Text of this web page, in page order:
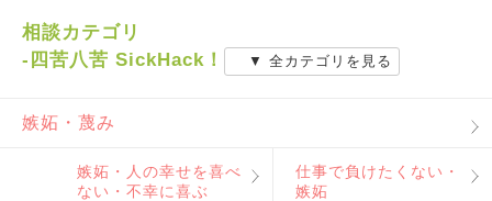
相談カテゴリ
-四苦八苦 SickHack！
▼ 全カテゴリを見る
嫉妬・蔑み
嫉妬・人の幸せを喜べ
ない・不幸に喜ぶ
仕事で負けたくない・
嫉妬